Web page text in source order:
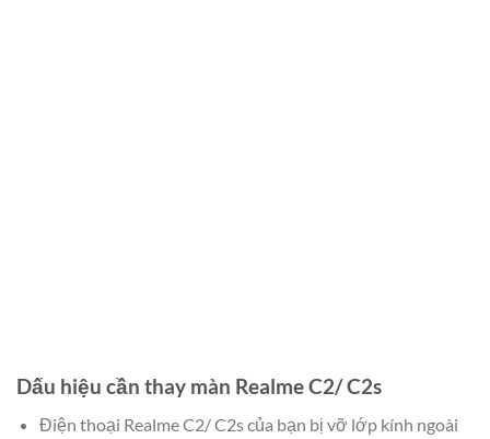
Dấu hiệu cần thay màn Realme C2/ C2s
Điện thoại Realme C2/ C2s của bạn bị vỡ lớp kính ngoài